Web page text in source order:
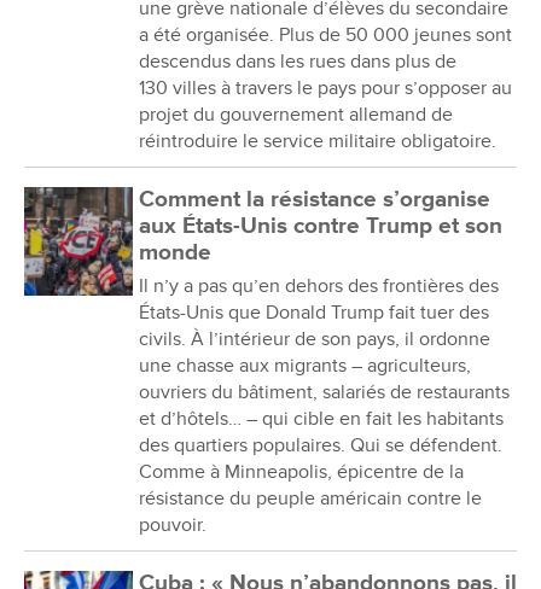
une grève nationale d’élèves du secondaire
a été organisée. Plus de 50 000 jeunes sont
descendus dans les rues dans plus de
130 villes à travers le pays pour s’opposer au
projet du gouvernement allemand de
réintroduire le service militaire obligatoire.
Comment la résistance s’organise
aux États-Unis contre Trump et son
monde
Il n’y a pas qu’en dehors des frontières des
États-Unis que Donald Trump fait tuer des
civils. À l’intérieur de son pays, il ordonne
une chasse aux migrants – agriculteurs,
ouvriers du bâtiment, salariés de restaurants
et d’hôtels… – qui cible en fait les habitants
des quartiers populaires. Qui se défendent.
Comme à Minneapolis, épicentre de la
résistance du peuple américain contre le
pouvoir.
Cuba : « Nous n’abandonnons pas, il